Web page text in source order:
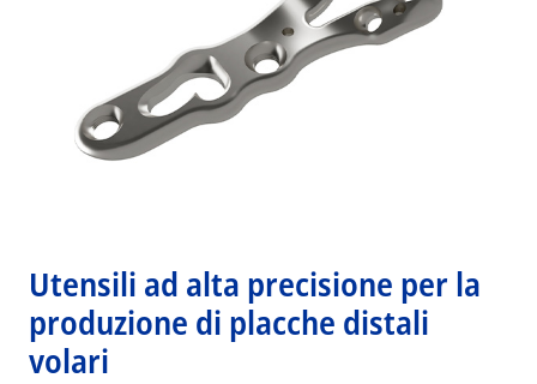
Utensili ad alta precisione per la
produzione di placche distali
volari